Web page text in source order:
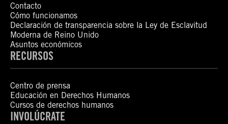
Contacto
Cómo funcionamos
Declaración de transparencia sobre la Ley de Esclavitud
Moderna de Reino Unido
Asuntos económicos
RECURSOS
Centro de prensa
Educación en Derechos Humanos
Cursos de derechos humanos
INVOLÚCRATE